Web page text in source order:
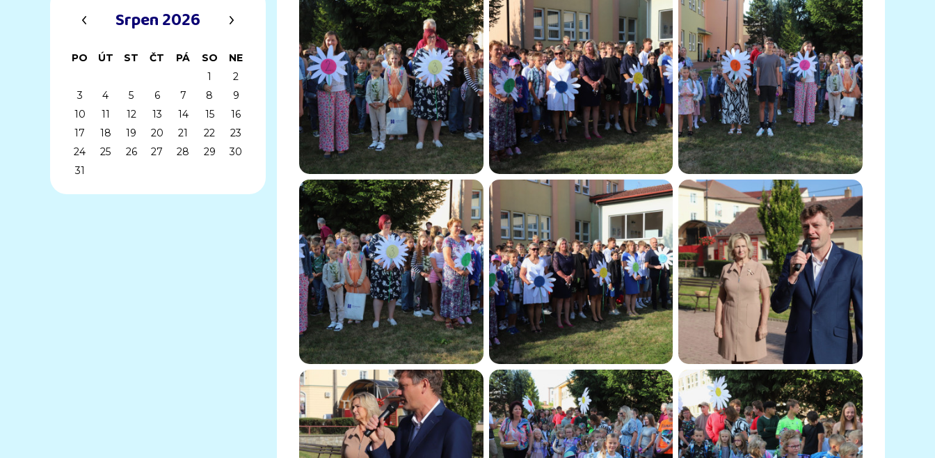
Srpen 2026
PO ÚT ST ČT PÁ SO
NE
1
2
3
4 5 6 7 8
9
10
11 12 13 14 15
16
17
18 19 20 21 22
23
24
25 26 27 28 29
30
31